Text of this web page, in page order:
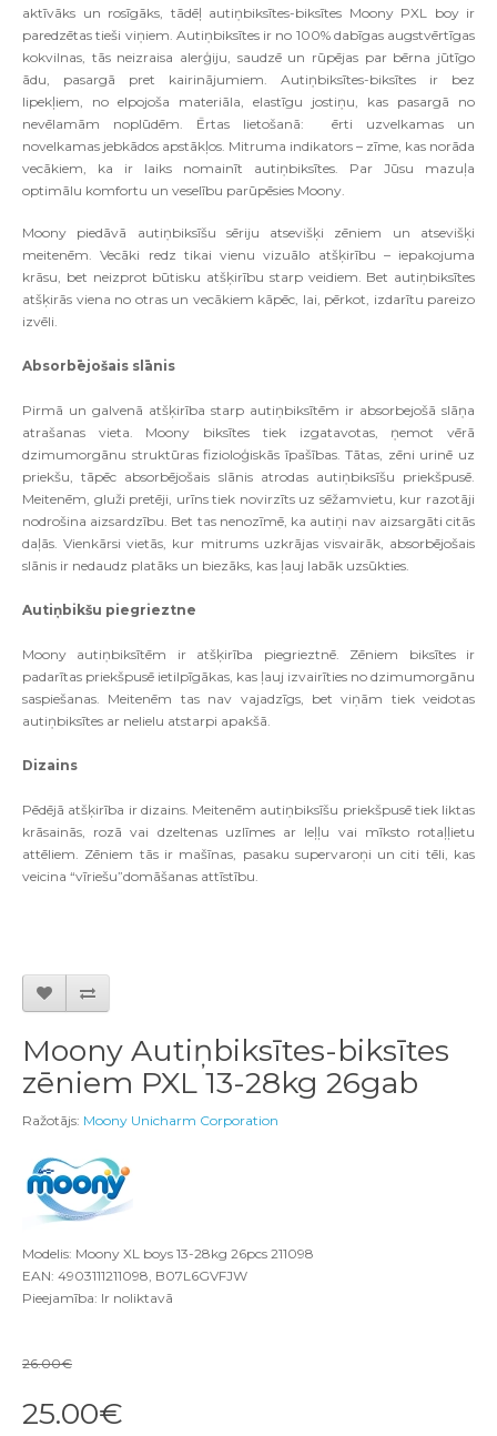
aktīvāks un rosīgāks, tādēļ autiņbiksītes-biksītes Moony PXL boy ir
paredzētas tieši viņiem. Autiņbiksītes ir no 100% dabīgas augstvērtīgas
kokvilnas, tās neizraisa alerģiju, saudzē un rūpējas par bērna jūtīgo
ādu, pasargā pret kairinājumiem. Autiņbiksītes-biksītes ir bez
lipekļiem, no elpojoša materiāla, elastīgu jostiņu, kas pasargā no
nevēlamām noplūdēm. Ērtas lietošanā: ērti uzvelkamas un
novelkamas jebkādos apstākļos. Mitruma indikators – zīme, kas norāda
vecākiem, ka ir laiks nomainīt autiņbiksītes. Par Jūsu mazuļa
optimālu komfortu un veselību parūpēsies Moony.
Moony piedāvā autiņbiksīšu sēriju atsevišķi zēniem un atsevišķi
meitenēm. Vecāki redz tikai vienu vizuālo atšķirību – iepakojuma
krāsu, bet neizprot būtisku atšķirību starp veidiem. Bet autiņbiksītes
atšķirās viena no otras un vecākiem kāpēc, lai, pērkot, izdarītu pareizo
izvēli.
Absorbējošais slānis
Pirmā un galvenā atšķirība starp autiņbiksītēm ir absorbejošā slāņa
atrašanas vieta. Moony biksītes tiek izgatavotas, ņemot vērā
dzimumorgānu struktūras fizioloģiskās īpašības. Tātas, zēni urinē uz
priekšu, tāpēc absorbējošais slānis atrodas autiņbiksīšu priekšpusē.
Meitenēm, gluži pretēji, urīns tiek novirzīts uz sēžamvietu, kur razotāji
nodrošina aizsardzību. Bet tas nenozīmē, ka autiņi nav aizsargāti citās
daļās. Vienkārsi vietās, kur mitrums uzkrājas visvairāk, absorbējošais
slānis ir nedaudz platāks un biezāks, kas ļauj labāk uzsūkties.
Autiņbikšu piegrieztne
Moony autiņbiksītēm ir atšķirība piegrieztnē. Zēniem biksītes ir
padarītas priekšpusē ietilpīgākas, kas ļauj izvairīties no dzimumorgānu
saspiešanas. Meitenēm tas nav vajadzīgs, bet viņām tiek veidotas
autiņbiksītes ar nelielu atstarpi apakšā.
Dizains
Pēdējā atšķirība ir dizains. Meitenēm autiņbiksīšu priekšpusē tiek liktas
krāsainās, rozā vai dzeltenas uzlīmes ar leļļu vai mīksto rotaļļietu
attēliem. Zēniem tās ir mašīnas, pasaku supervaroņi un citi tēli, kas
veicina “vīriešu”domāšanas attīstību.
Moony Autiņbiksītes-biksītes
zēniem PXL 13-28kg 26gab
Ražotājs: Moony Unicharm Corporation
Modelis: Moony XL boys 13-28kg 26pcs 211098
EAN: 4903111211098, B07L6GVFJW
Pieejamība: Ir noliktavā
26.00€
25.00€